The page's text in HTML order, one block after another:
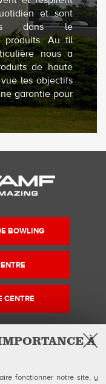
À
fonctionner notre site, y
et sont
dans le
produits. Au fil
nous a
de haute
les objectifs
garantie pour
BOWLING
CENTRE